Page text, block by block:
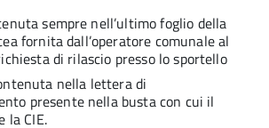
sempre nell’ultimo foglio della
fornita dall’operatore comunale al
di rilascio presso lo sportello
nella lettera di
presente nella busta con cui il
la CIE.